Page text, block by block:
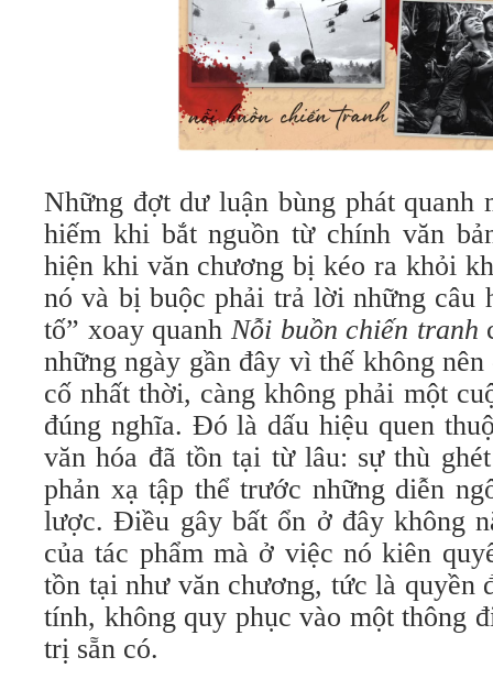
Những đợt dư luận bùng phát quanh
hiếm khi bắt nguồn từ chính văn
hiện khi văn chương bị kéo ra khỏi
nó và bị buộc phải trả lời những câu
tố” xoay quanh Nỗi buồn chiến tranh
những ngày gần đây vì thế không
cố nhất thời, càng không phải một
đúng nghĩa. Đó là dấu hiệu quen
văn hóa đã tồn tại từ lâu: sự thù
phản xạ tập thể trước những diễn
lược. Điều gây bất ổn ở đây không
của tác phẩm mà ở việc nó kiên
tồn tại như văn chương, tức là quyền
tính, không quy phục vào một thông
trị sẵn có.